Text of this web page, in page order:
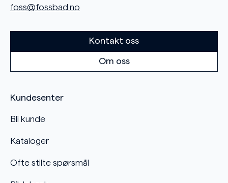
foss@fossbad.no
Kundesenter
Bli kunde
Kataloger
Ofte stilte spørsmål
Kontakt oss
Om oss